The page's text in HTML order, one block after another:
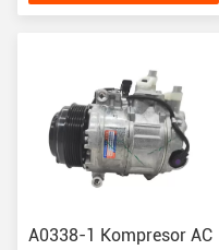
Benz Actros Truck W140
A0338-1 Kompresor AC